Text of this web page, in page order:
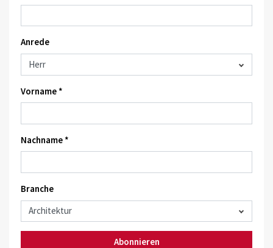
Anrede
Vorname *
Nachname *
Branche
Abonnieren